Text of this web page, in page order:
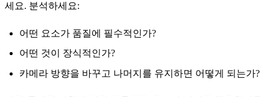
세요. 분석하세요:
어떤 요소가 품질에 필수적인가?
어떤 것이 장식적인가?
카메라 방향을 바꾸고 나머지를 유지하면 어떻게 되는가?